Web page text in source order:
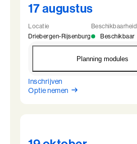
17 augustus
Locatie
Driebergen-Rijsenburg
Beschikbaarheid
Beschikbaar
Planning modules
BaakBoost - Driebergen
Optie nemen
Inschrijven